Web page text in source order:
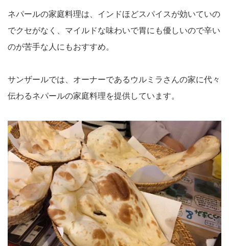
ネパールの家庭料理は、インドほどスパイスが効いていの
でクセがなく、マイルドな味わいで胃にも優しいので辛い
のが苦手な人にもおすすめ。
サンザールでは、オーナーであるウルミラさんの家に代々
伝わるネパールの家庭料理を提供しています。